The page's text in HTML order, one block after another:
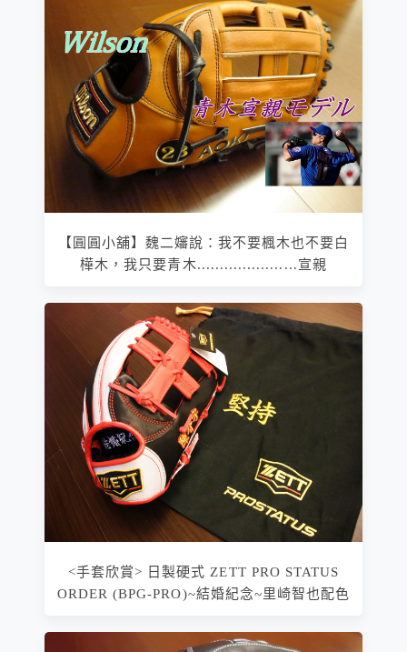
【圓圓小舖】魏二嬸說：我不要楓木也不要白
樺木，我只要青木......................宣親
<手套欣賞> 日製硬式 ZETT PRO STATUS
ORDER (BPG-PRO)~結婚紀念~里崎智也配色